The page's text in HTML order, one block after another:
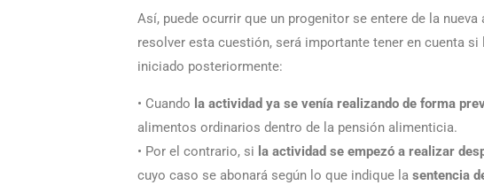
Así, puede ocurrir que un progenitor se entere de la
resolver esta cuestión, será importante tener en cuenta
iniciado posteriormente:
• Cuando la actividad ya se venía realizando de forma
alimentos ordinarios dentro de la pensión alimenticia.
• Por el contrario, si la actividad se empezó a realizar
cuyo caso se abonará según lo que indique la sentencia